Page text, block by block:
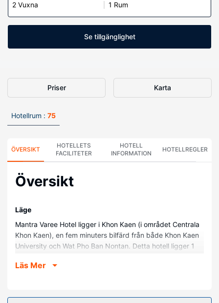
2 Vuxna 1 Rum
Se tillgänglighet
Priser Karta
Hotellrum : 75
ÖVERSIKT
HOTELLETS
FACILITETER
HOTELL
INFORMATION
HOTELLREGLER
Översikt
Läge
Mantra Varee Hotel ligger i Khon Kaen (i området Centrala
Khon Kaen), en fem minuters bilfärd från både Khon Kaen
University och Wat Pho Ban Nontan. Detta hotell ligger 1
Nakorn Lake Park.
Känn dig som hemma i ett av de 75 individuellt inredda
Läs Mer